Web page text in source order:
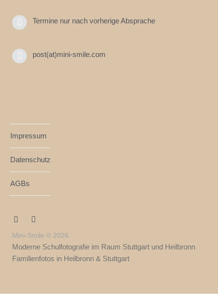
Termine nur nach vorherige Absprache
post(at)mini-smile.com
Impressum
Datenschutz
AGBs
Mini-Smile © 2026
Moderne Schulfotografie im Raum Stuttgart und Heilbronn
Familienfotos in Heilbronn & Stuttgart